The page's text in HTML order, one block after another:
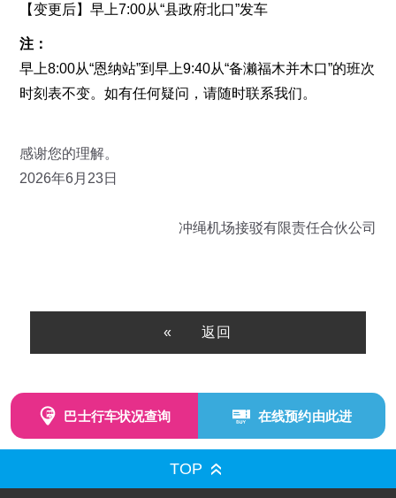
【变更后】早上7:00从“县政府北口”发车
注：
早上8:00从“恩纳站”到早上9:40从“备濑福木并木口”的班次
时刻表不变。如有任何疑问，请随时联系我们。
感谢您的理解。
2026年6月23日
冲绳机场接驳有限责任合伙公司
返回
巴士行车状况查询 在线预约由此进
TOP